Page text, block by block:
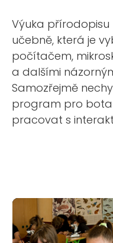
Výuka
učebně, která je
počítačem,
a dalšími
Samozřejmě
program pro
pracovat s